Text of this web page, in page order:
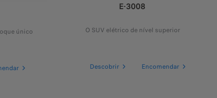
único
E-3008
O SUV elétrico de nível superior
Descobrir Encomendar